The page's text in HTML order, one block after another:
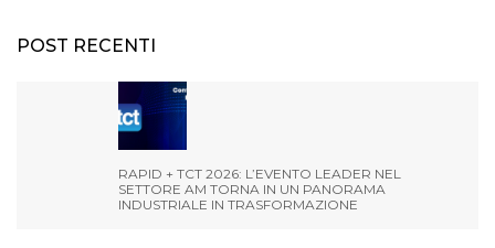
POST RECENTI
RAPID + TCT 2026: L’EVENTO LEADER NEL
SETTORE AM TORNA IN UN PANORAMA
INDUSTRIALE IN TRASFORMAZIONE